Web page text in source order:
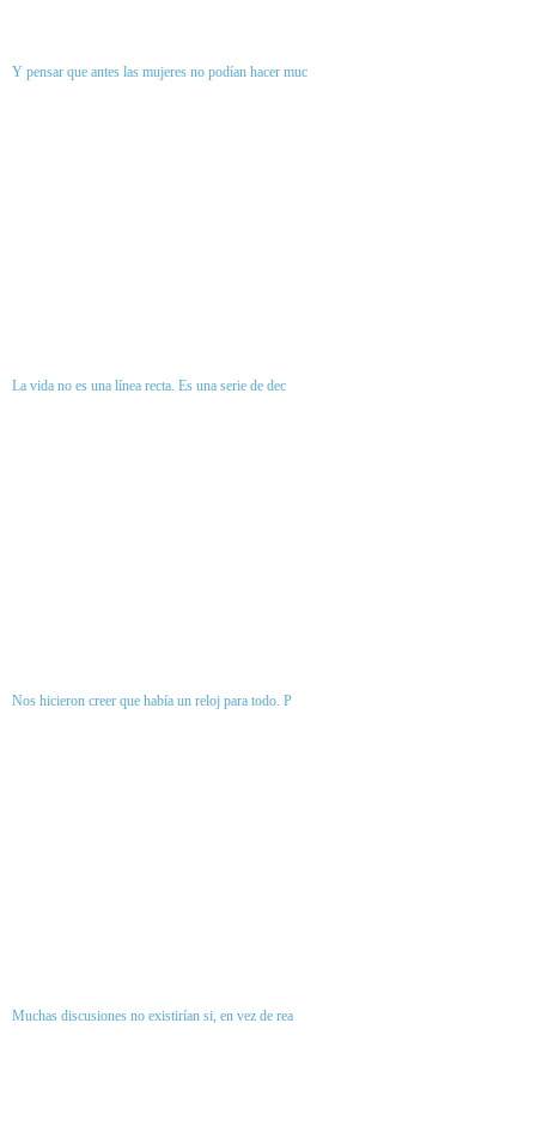
Y pensar que antes las mujeres no podían hacer muc
La vida no es una línea recta. Es una serie de dec
Nos hicieron creer que había un reloj para todo. P
Muchas discusiones no existirían si, en vez de rea